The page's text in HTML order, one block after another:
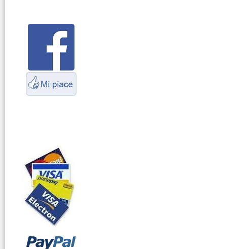
antenne e cavi
Servizio
Radioelettrico